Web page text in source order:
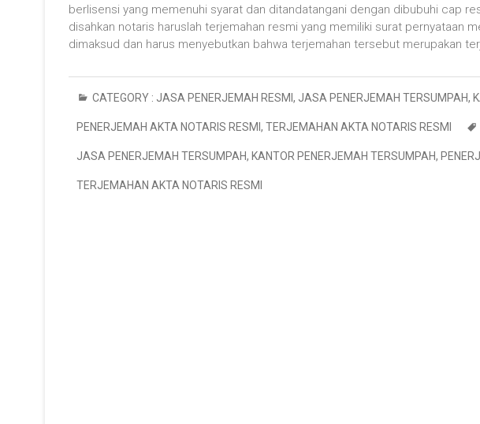
berlisensi yang memenuhi syarat dan ditandatangani dengan dibubuhi cap
disahkan notaris haruslah terjemahan resmi yang memiliki surat pernyataan
dimaksud dan harus menyebutkan bahwa terjemahan tersebut merupakan
CATEGORY : JASA PENERJEMAH RESMI , JASA PENERJEMAH TERSUMPAH,
PENERJEMAH AKTA NOTARIS RESMI , TERJEMAHAN AKTA NOTARIS RESMI
JASA PENERJEMAH TERSUMPAH, KANTOR PENERJEMAH TERSUMPAH,
TERJEMAHAN AKTA NOTARIS RESMI